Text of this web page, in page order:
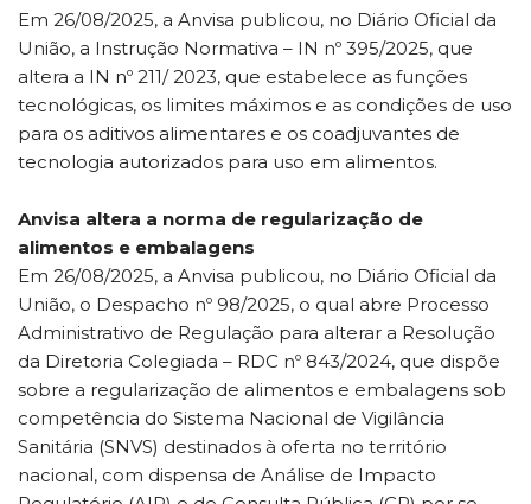
Em 26/08/2025, a Anvisa publicou, no Diário Oficial da
União, a Instrução Normativa – IN nº 395/2025, que
altera a IN nº 211/ 2023, que estabelece as funções
tecnológicas, os limites máximos e as condições de uso
para os aditivos alimentares e os coadjuvantes de
tecnologia autorizados para uso em alimentos.
Anvisa altera a norma de regularização de
alimentos e embalagens
Em 26/08/2025, a Anvisa publicou, no Diário Oficial da
União, o Despacho nº 98/2025, o qual abre Processo
Administrativo de Regulação para alterar a Resolução
da Diretoria Colegiada – RDC nº 843/2024, que dispõe
sobre a regularização de alimentos e embalagens sob
competência do Sistema Nacional de Vigilância
Sanitária (SNVS) destinados à oferta no território
nacional, com dispensa de Análise de Impacto